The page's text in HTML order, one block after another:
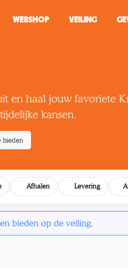
WEBSHOP VEILING
en haal jouw favoriete
kansen.
bieden
Afhalen Levering
bieden op de veiling.